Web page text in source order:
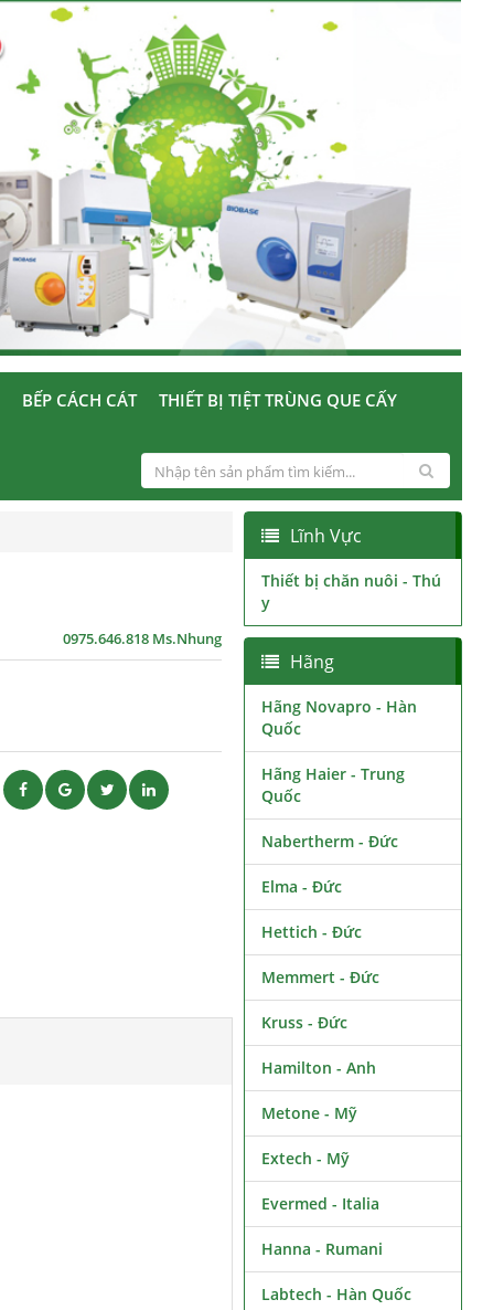
BẾP CÁCH CÁT
THIẾT BỊ TIỆT TRÙNG QUE CẤY
0975.646.818 Ms.Nhung
Lĩnh Vực
Thiết bị chăn nuôi - Thú
y
Hãng
Hãng Novapro - Hàn
Quốc
Hãng Haier - Trung
Quốc
Nabertherm - Đức
Elma - Đức
Hettich - Đức
Memmert - Đức
Kruss - Đức
Hamilton - Anh
Metone - Mỹ
Extech - Mỹ
Evermed - Italia
Hanna - Rumani
Labtech - Hàn Quốc